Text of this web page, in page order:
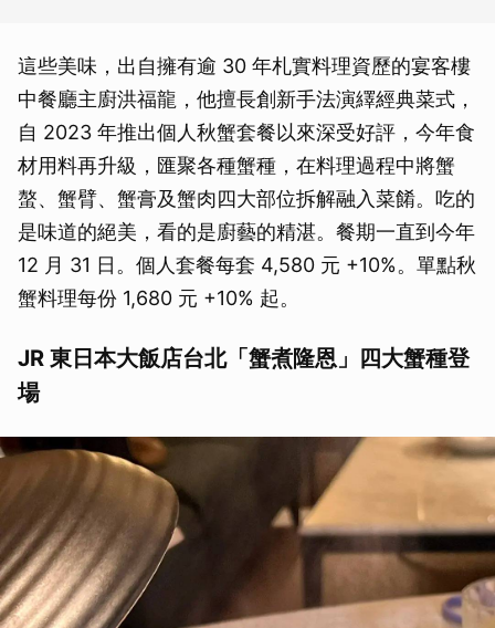
這些美味，出自擁有逾 30 年札實料理資歷的宴客樓
中餐廳主廚洪福龍，他擅長創新手法演繹經典菜式，
自 2023 年推出個人秋蟹套餐以來深受好評，今年食
材用料再升級，匯聚各種蟹種，在料理過程中將蟹
螯、蟹臂、蟹膏及蟹肉四大部位拆解融入菜餚。吃的
是味道的絕美，看的是廚藝的精湛。餐期一直到今年
12 月 31 日。個人套餐每套 4,580 元 +10%。單點秋
蟹料理每份 1,680 元 +10% 起。
JR 東日本大飯店台北「蟹煮隆恩」四大蟹種登
場